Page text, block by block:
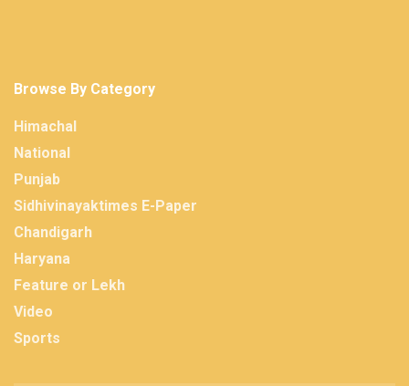
Browse By Category
Himachal
National
Punjab
Sidhivinayaktimes E-Paper
Chandigarh
Haryana
Feature or Lekh
Video
Sports